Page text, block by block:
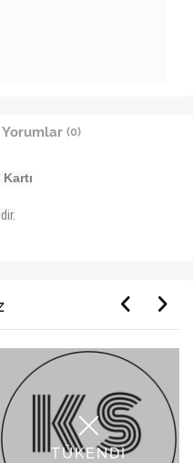
Yorumlar (0)
TÜKENDİ